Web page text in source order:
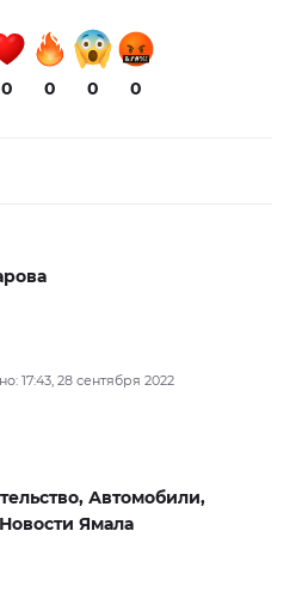
0 0 0 0
17:43, 28 сентября 2022
Автомобили,
Новости Ямала